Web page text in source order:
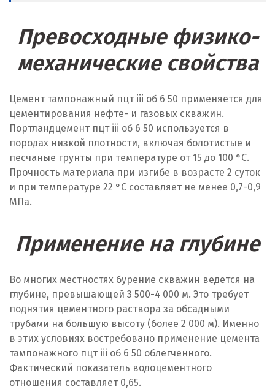
Превосходные физико-
механические свойства
Цемент тампонажный пцт iii об 6 50 применяется для
цементирования нефте- и газовых скважин.
Портландцемент пцт iii об 6 50 используется в
породах низкой плотности, включая болотистые и
песчаные грунты при температуре от 15 до 100 °C.
Прочность материала при изгибе в возрасте 2 суток
и при температуре 22 °C составляет не менее 0,7-0,9
МПа.
Применение на глубине
Во многих местностях бурение скважин ведется на
глубине, превышающей 3 500-4 000 м. Это требует
поднятия цементного раствора за обсадными
трубами на большую высоту (более 2 000 м). Именно
в этих условиях востребовано применение цемента
тампонажного пцт iii об 6 50 облегченного.
Фактический показатель водоцементного
отношения составляет 0,65.